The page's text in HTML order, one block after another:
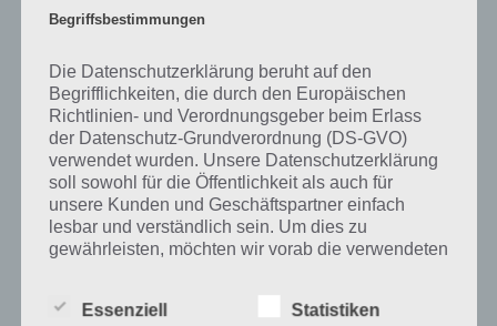
und iTunes App Store.
Auf WhatsApp teilen Teilen auf Facebook
Tweet auf Twitter
Begriffsbestimmungen
Die Datenschutzerklärung beruht auf den
Begrifflichkeiten, die durch den Europäischen
Richtlinien- und Verordnungsgeber beim Erlass
der Datenschutz-Grundverordnung (DS-GVO)
verwendet wurden. Unsere Datenschutzerklärung
soll sowohl für die Öffentlichkeit als auch für
unsere Kunden und Geschäftspartner einfach
lesbar und verständlich sein. Um dies zu
gewährleisten, möchten wir vorab die verwendeten
Wir verwenden in dieser Datenschutzerklärung
Essenziell Statistiken